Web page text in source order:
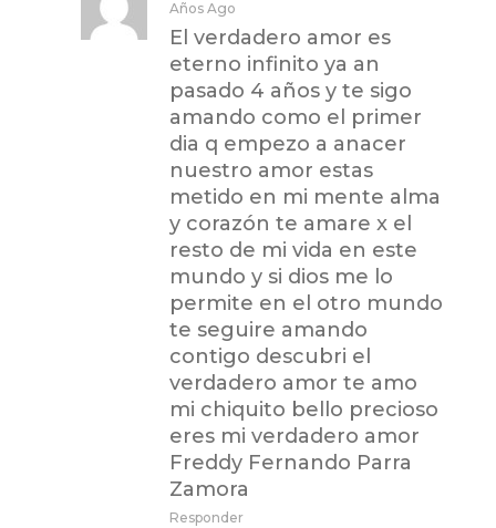
Años Ago
El verdadero amor es
eterno infinito ya an
pasado 4 años y te sigo
amando como el primer
dia q empezo a anacer
nuestro amor estas
metido en mi mente alma
y corazón te amare x el
resto de mi vida en este
mundo y si dios me lo
permite en el otro mundo
te seguire amando
contigo descubri el
verdadero amor te amo
mi chiquito bello precioso
eres mi verdadero amor
Freddy Fernando Parra
Zamora
Responder